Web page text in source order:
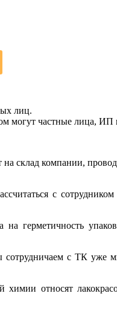
лиц.
могут частные лица, ИП
склад компании,
с
герметичность
с ТК уже
относят